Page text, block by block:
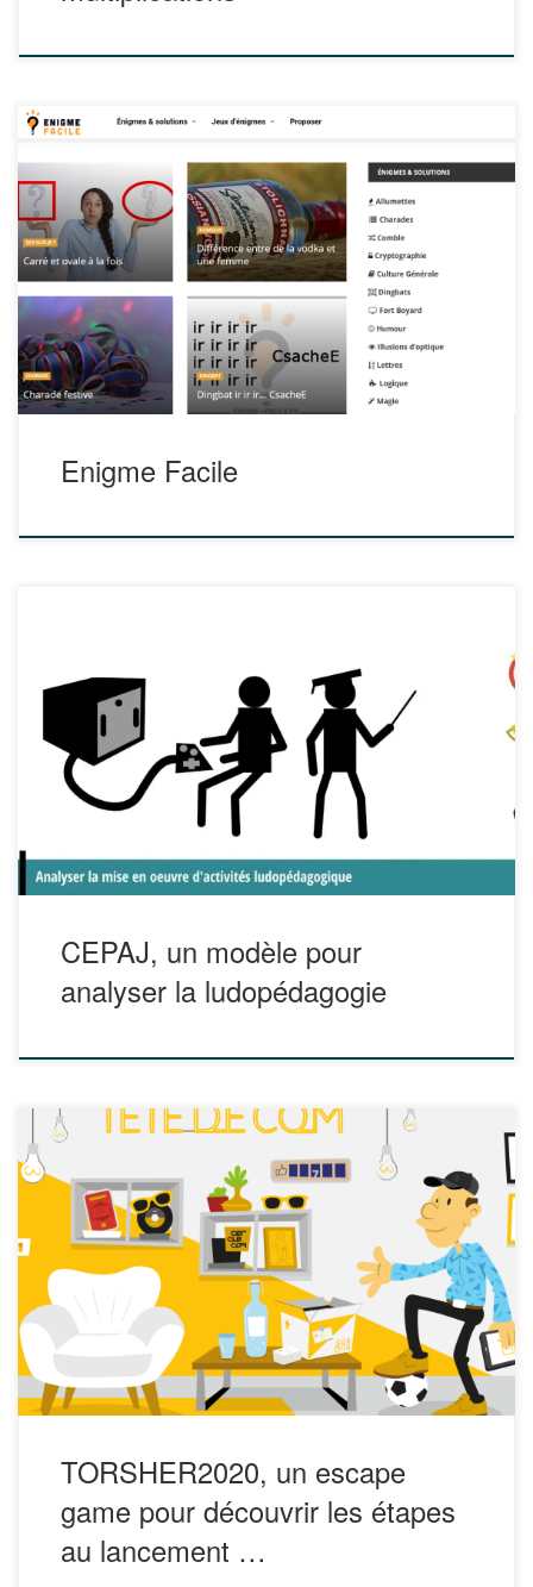
Enigme Facile est un site qui recense des milliers d’énigmes
avec leurs solutions. Classées dans des catégories afin de
mieux s’y retrouver, il y en a pour tous les goûts et pour
tous les niveaux avec des devinettes simples mais aussi des
énigmes difficiles. https://www.enigme-facile.fr/
Enigme Facile
Contexte, Enseignant, Pédagogie, Apprenant, et Jeu
(CEPAJe) Qu’est-ce que le Modèle CEPAJe ? Evaluer un
enseignement utilisant le jeu Ce modèle est une grille à
double entrée. A la verticale, on trouve 5 dimensions :
Contexte, Enseignant, Pédagogie, Apprenant, et Jeu
(CEPAJe). Chaque dimension est analysée en fonction des
CEPAJ, un modèle pour
analyser la ludopédagogie
Vous enseignez le marketing, la communication, la gestion
d’entreprise ? Ou vous avez simplement envie de vous
amuser en découvrant l’univers de la communication à
travers toutes les étapes nécessaires au lancement d’une
marque ? L’agence de communication Tête De Com propose
TORSHER2020, un escape game en ligne décalé qui […]
TORSHER2020, un escape
game pour découvrir les étapes
au lancement …